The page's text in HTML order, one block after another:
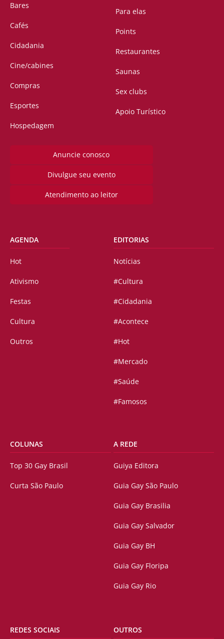
Bares
Cafés
Cidadania
Cine/cabines
Compras
Esportes
Hospedagem
Para elas
Points
Restaurantes
Saunas
Sex clubs
Apoio Turístico
Anuncie conosco
Divulgue seu evento
Atendimento ao leitor
AGENDA
Hot
Ativismo
Festas
Cultura
Outros
EDITORIAS
Notícias
#Cultura
#Cidadania
#Acontece
#Hot
#Mercado
#Saúde
#Famosos
COLUNAS
Top 30 Gay Brasil
Curta São Paulo
A REDE
Guiya Editora
Guia Gay São Paulo
Guia Gay Brasilia
Guia Gay Salvador
Guia Gay BH
Guia Gay Floripa
Guia Gay Rio
REDES SOCIAIS OUTROS